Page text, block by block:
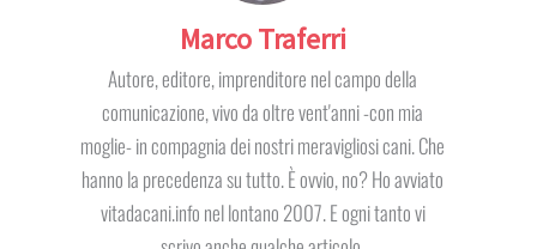
Marco Traferri
Autore, editore, imprenditore nel campo della
comunicazione, vivo da oltre vent'anni -con mia
moglie- in compagnia dei nostri meravigliosi cani. Che
hanno la precedenza su tutto. È ovvio, no? Ho avviato
vitadacani.info nel lontano 2007. E ogni tanto vi